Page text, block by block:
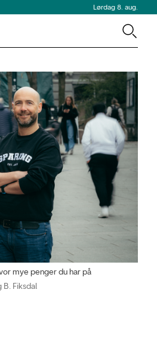
Lørdag 8. aug.
mye penger du har på
B. Fiksdal